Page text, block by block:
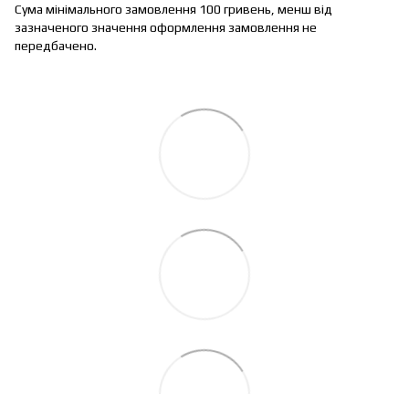
Сума мінімального замовлення 100 гривень, менш від
зазначеного значення оформлення замовлення не
передбачено.